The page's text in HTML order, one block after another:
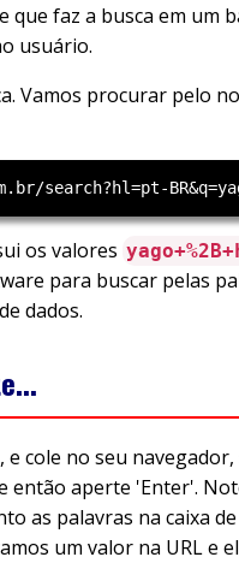
que faz a busca em um
usuário.
Vamos procurar pelo
os valores
para buscar pelas
dados.
e cole no seu
então aperte 'Enter'.
as palavras na caixa
um valor na URL e